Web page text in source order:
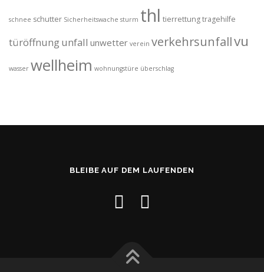
schnee schutter Sicherheitswache sturm thl tierrettungtragehilfe
türöffnungunfall unwetter verein verkehrsunfallvu
wasser wellheim wohnungstüre überschlag
BLEIBE AUF DEM LAUFENDEN